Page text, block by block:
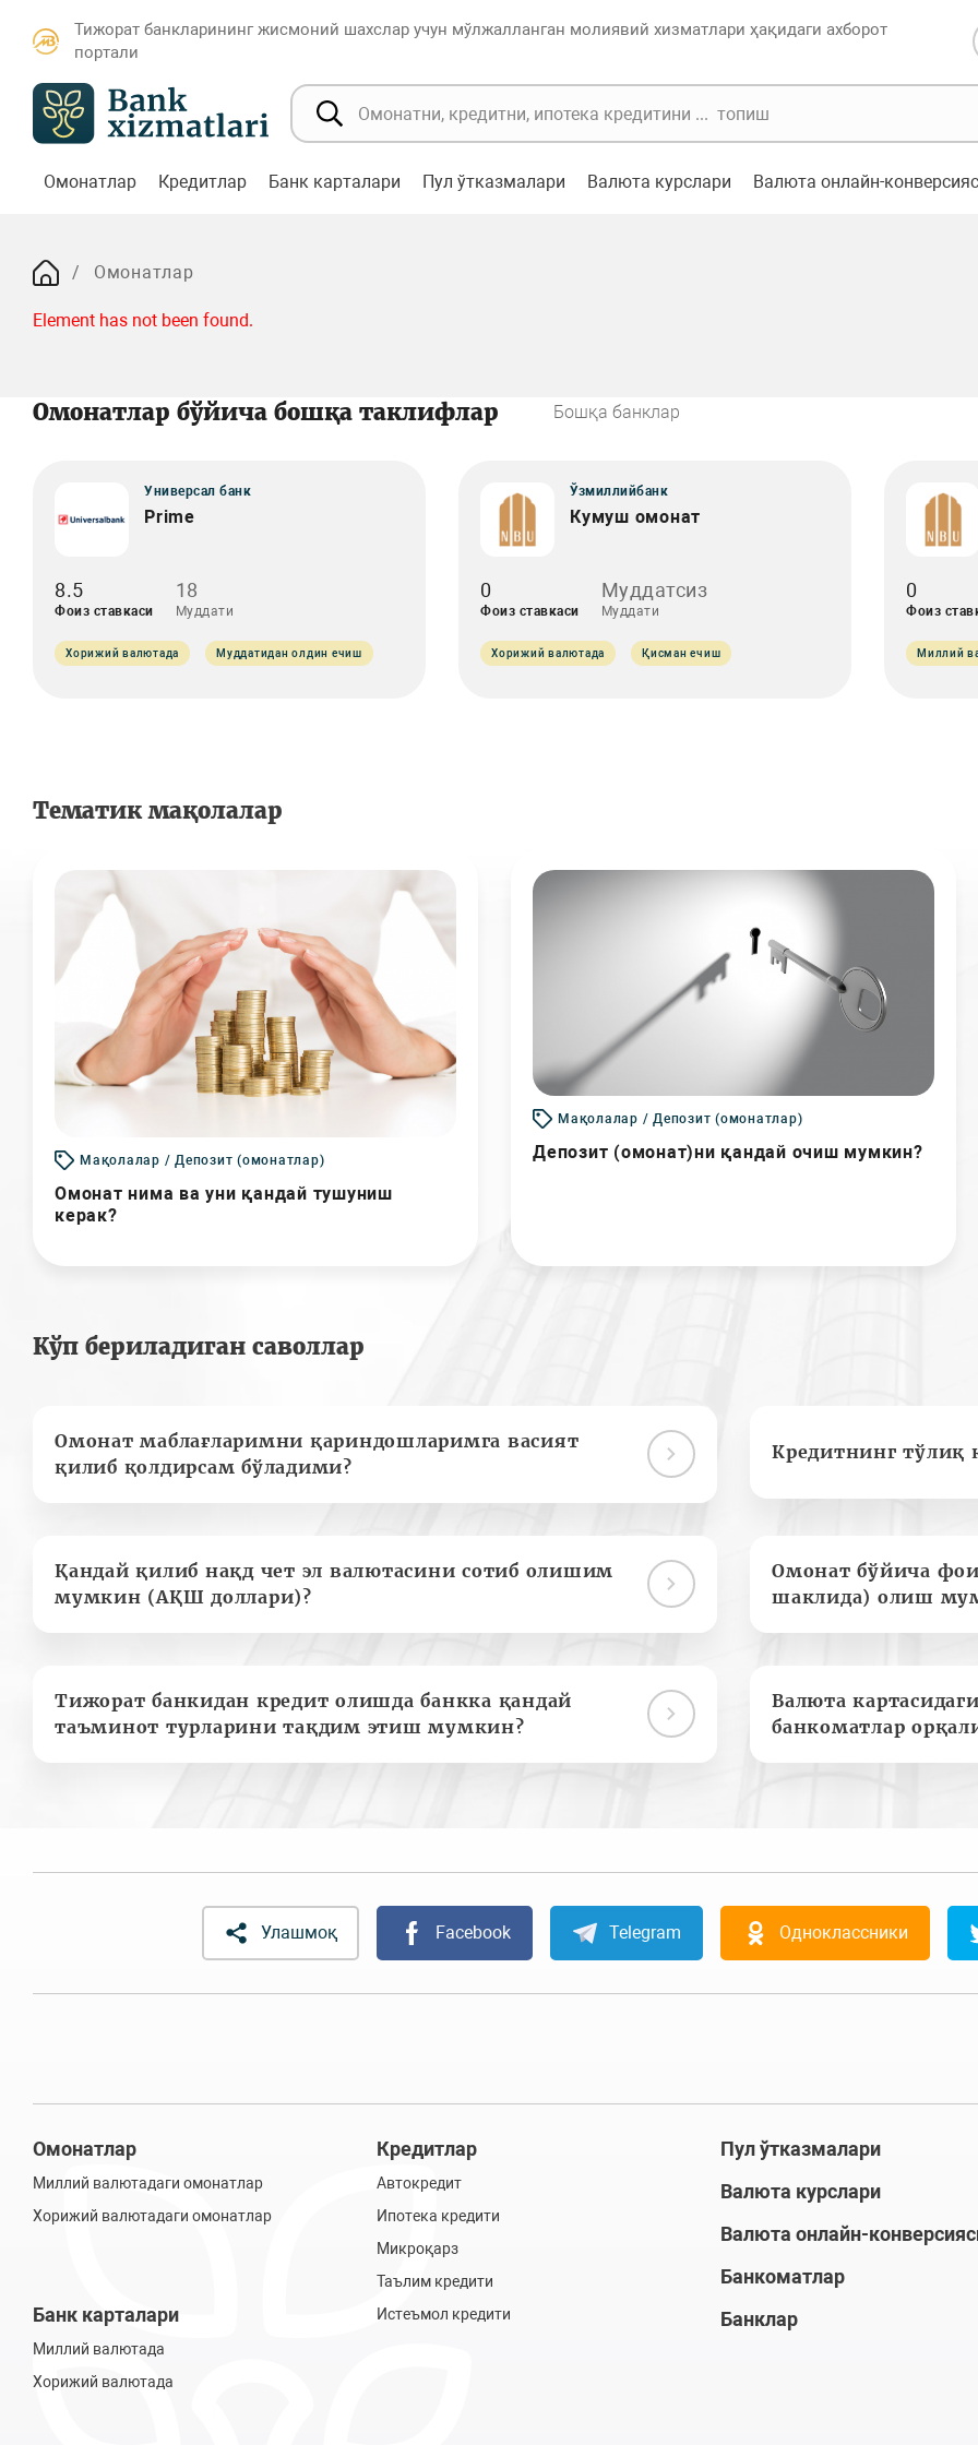
Тижорат банкларининг жисмоний шахслар учун мўлжалланган молиявий хизматлари ҳақидаги ахборот
портали
Омонатлар Кредитлар Банк карталари Пул ўтказмалари Валюта курслари Валюта онлайн-
Омонатлар
Element has not been found.
Омонатлар бўйича бошқа таклифлар Бошқа банклар
Универсал банк
Prime
8.5
Фоиз ставкаси
18
Муддати
Хорижий валютада Муддатидан олдин ечиш
Ўзмиллийбанк
Кумуш омонат
0
Фоиз ставкаси
Муддатсиз
Муддати
Хорижий валютада Қисман ечиш
0
Фоиз
Миллий
Тематик мақолалар
Мақолалар / Депозит (омонатлар)
Омонат нима ва уни қандай тушуниш
керак?
Мақолалар / Депозит (омонатлар)
Депозит (омонат)ни қандай очиш мумкин?
Кўп бериладиган саволлар
Омонат маблағларимни қариндошларимга васият
қилиб қолдирсам бўладими?
Кредитнинг тўлиқ
Қандай қилиб нақд чет эл валютасини сотиб олишим
мумкин (АҚШ доллари)?
Омонат бўйича
шаклида) олиш
Тижорат банкидан кредит олишда банкка қандай
таъминот турларини тақдим этиш мумкин?
Валюта
банкоматлар
Улашмоқ Facebook Telegram Одноклассники
Омонатлар
Миллий валютадаги омонатлар
Хорижий валютадаги омонатлар
Банк карталари
Миллий валютада
Хорижий валютада
Кредитлар
Автокредит
Ипотека кредити
Микроқарз
Таълим кредити
Истеъмол кредити
Пул ўтказмалари
Валюта курслари
Валюта онлайн-
Банкоматлар
Банклар